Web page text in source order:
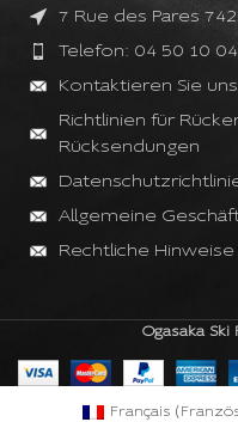
7 Rue des Pares
Telefon: 04 50 10
Kontaktieren Sie uns
Richtlinien für
Rücksendungen
Allgemeine
Rechtliche Hinweise
Ogasaka Ski
Français (